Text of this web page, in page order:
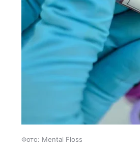
Фото: Mental Floss